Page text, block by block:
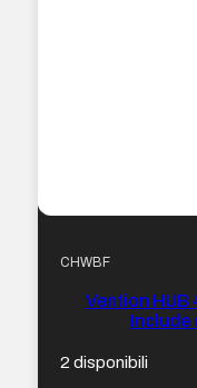
CHWBF
Vention HUB
Include
2 disponibili